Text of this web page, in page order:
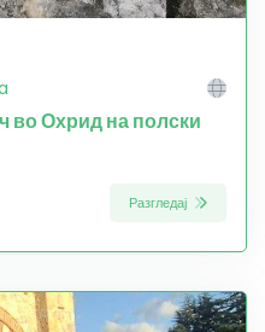
во Охрид на полски
Разгледај